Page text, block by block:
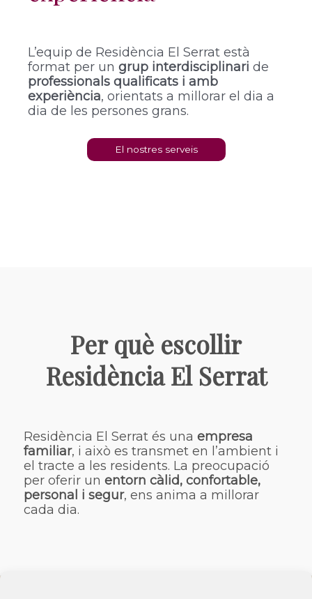
L’equip de Residència El Serrat està
format per un grup interdisciplinari de
professionals qualificats i amb
experiència, orientats a millorar el dia a
dia de les persones grans.
El nostres serveis
Per què escollir
Residència El Serrat
Residència El Serrat és una empresa
familiar, i això es transmet en l’ambient i
el tracte a les residents. La preocupació
per oferir un entorn càlid, confortable,
personal i segur, ens anima a millorar
cada dia.